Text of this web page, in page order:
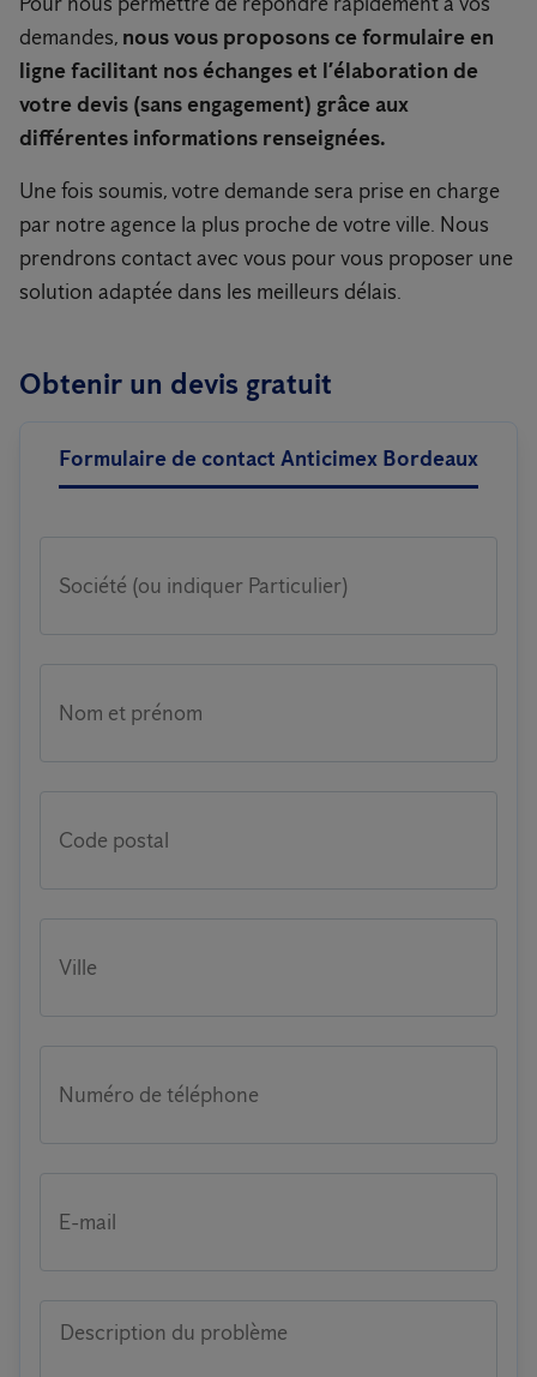
demandes, nous vous proposons ce formulaire en
ligne facilitant nos échanges et l’élaboration de
votre devis (sans engagement) grâce aux
différentes informations renseignées.
Une fois soumis, votre demande sera prise en charge
par notre agence la plus proche de votre ville. Nous
prendrons contact avec vous pour vous proposer une
solution adaptée dans les meilleurs délais.
Obtenir un devis gratuit
Formulaire de contact Anticimex Bordeaux
Société (ou indiquer Particulier)
Nom et prénom
Code postal
Ville
Numéro de téléphone
E-mail
Description du problème